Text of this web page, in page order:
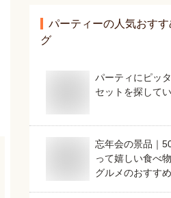
パーティーの人気おす
グ
パーティにピッ
セットを探してい
忘年会の景品｜
って嬉しい食べ
グルメのおすす